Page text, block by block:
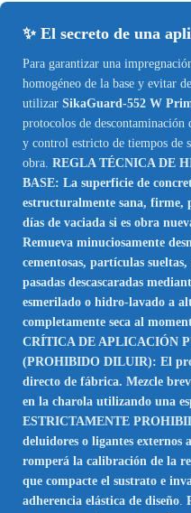
✨ El secreto de una
Para garantizar una
homogéneo de la base y evitar
utilizar SikaGuard-552 W
protocolos de
y control estricto de tiempos de
obra. REGLA TÉCNICA DE
BASE: La superficie de
estructuralmente sana, firme,
días de vaciada si es obra
Remueva minuciosamente
cementosas, partículas
pasadas descascaradas
esmerilado o hidro-lavado a
completamente seca al
CRÍTICA DE APLICACIÓN
(PROHIBIDO DILUIR): El
directo de fábrica. Mezcle
en la charola utilizando una
ESTRICTAMENTE
deluidores o ligantes
romperá la calibración de la
que compacte el sustrato e
adherencia elástica de diseño